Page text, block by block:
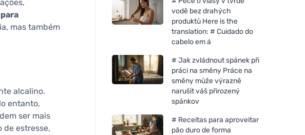
mas também
alcalino.
entanto,
ser mais
de estresse,
vodě bez drahých
produktů Here is the
translation: # Cuidado do
cabelo em á
# Jak zvládnout spánek při
práci na směny Práce na
směny může výrazně
narušit váš přirozený
spánkov
# Receitas para aproveitar
pão duro de forma